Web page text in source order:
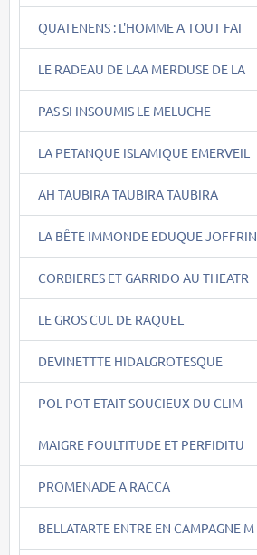
QUATENENS : L'HOMME A TOUT FAI
LE RADEAU DE LAA MERDUSE DE LA
PAS SI INSOUMIS LE MELUCHE
LA PETANQUE ISLAMIQUE EMERVEIL
AH TAUBIRA TAUBIRA TAUBIRA
LA BÊTE IMMONDE EDUQUE JOFFRIN
CORBIERES ET GARRIDO AU THEATR
LE GROS CUL DE RAQUEL
DEVINETTTE HIDALGROTESQUE
POL POT ETAIT SOUCIEUX DU CLIM
MAIGRE FOULTITUDE ET PERFIDITU
PROMENADE A RACCA
BELLATARTE ENTRE EN CAMPAGNE M